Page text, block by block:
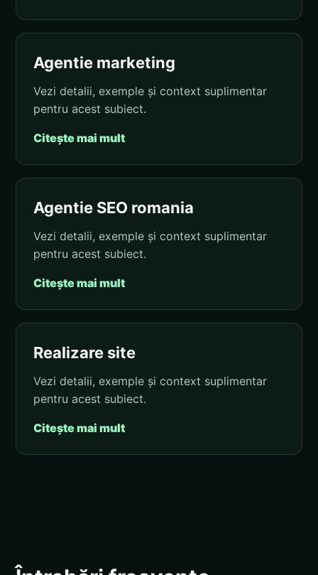
Agentie marketing
Vezi detalii, exemple și context suplimentar
pentru acest subiect.
Citește mai mult
Agentie SEO romania
Vezi detalii, exemple și context suplimentar
pentru acest subiect.
Citește mai mult
Realizare site
Vezi detalii, exemple și context suplimentar
pentru acest subiect.
Citește mai mult